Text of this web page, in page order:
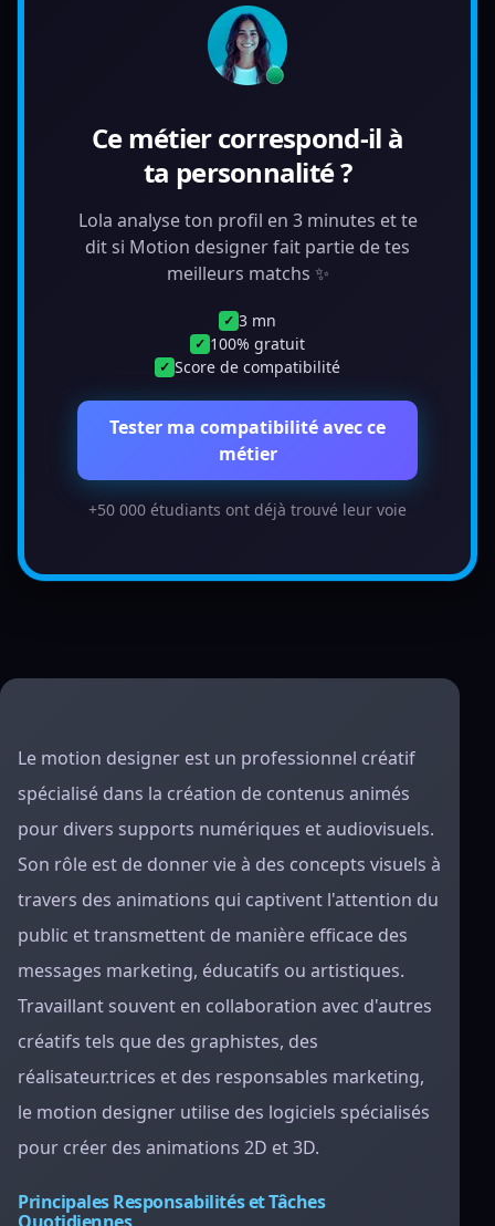
Ce métier correspond-il à
ta personnalité ?
Lola analyse ton profil en 3 minutes et te
dit si Motion designer fait partie de tes
meilleurs matchs ✨
✓ 3 mn
✓ 100% gratuit
✓ Score de compatibilité
Tester ma compatibilité avec ce
métier
+50 000 étudiants ont déjà trouvé leur voie
Le motion designer est un professionnel créatif
spécialisé dans la création de contenus animés
pour divers supports numériques et audiovisuels.
Son rôle est de donner vie à des concepts visuels à
travers des animations qui captivent l'attention du
public et transmettent de manière efficace des
messages marketing, éducatifs ou artistiques.
Travaillant souvent en collaboration avec d'autres
créatifs tels que des graphistes, des
réalisateur.trices et des responsables marketing,
le motion designer utilise des logiciels spécialisés
pour créer des animations 2D et 3D.
Principales Responsabilités et Tâches